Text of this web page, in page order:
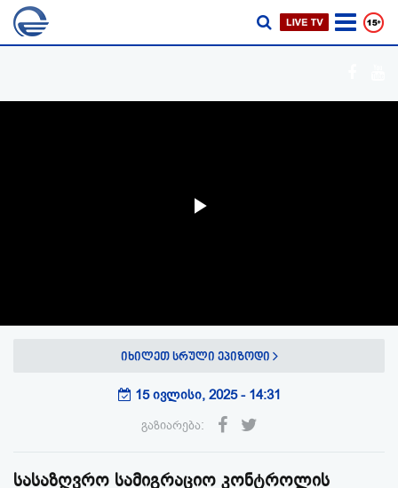
გაზიარება:
იხილეთ სრული ეპიზოდი
15 ივლისი, 2025 - 14:31
სასაზღვრო სამიგრაციო კონტროლის